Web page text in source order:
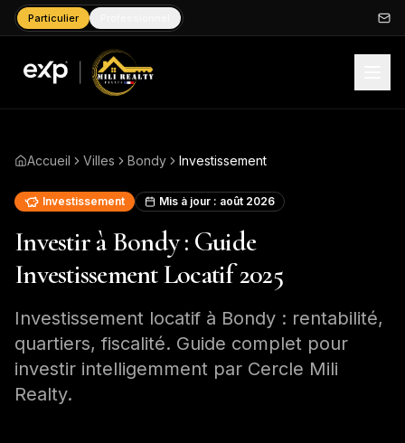
Particulier
Accueil Villes Bondy Investissement
Investissement Mis à jour : août 2026
Investir à Bondy : Guide
Investissement Locatif 2025
Investissement locatif à Bondy : rentabilité,
quartiers, fiscalité. Guide complet pour
investir intelligemment par Cercle Mili
Realty.